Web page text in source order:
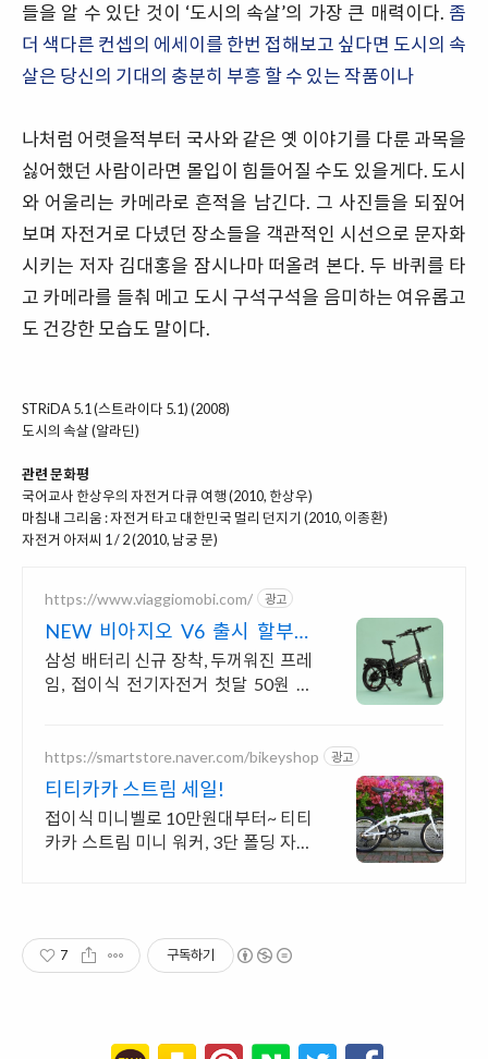
들을 알 수 있단 것이 ‘도시의 속살’의 가장 큰 매력이다. 좀
더 색다른 컨셉의 에세이를 한번 접해보고 싶다면 도시의 속
살은 당신의 기대의 충분히 부흥 할 수 있는 작품이나
나처럼 어렷을적부터 국사와 같은 옛 이야기를 다룬 과목을
싫어했던 사람이라면 몰입이 힘들어질 수도 있을게다. 도시
와 어울리는 카메라로 흔적을 남긴다. 그 사진들을 되짚어
보며 자전거로 다녔던 장소들을 객관적인 시선으로 문자화
시키는 저자 김대홍을 잠시나마 떠올려 본다. 두 바퀴를 타
고 카메라를 들춰 메고 도시 구석구석을 음미하는 여유롭고
도 건강한 모습도 말이다.
STRiDA 5.1 (스트라이다 5.1) (2008)
도시의 속살(알라딘)
관련 문화평
국어교사 한상우의 자전거 다큐 여행 (2010, 한상우)
마침내 그리움 : 자전거 타고 대한민국 멀리 던지기 (2010, 이종환)
자전거 아저씨 1 / 2 (2010, 남궁 문)
https://www.viaggiomobi.com/ 광고
NEW 비아지오 V6 출시 할부보
다 가뿐하게 자전거마련
삼성 배터리 신규 장착, 두꺼워진 프레
임, 접이식 전기자전거 첫달 50원 렌
https://smartstore.naver.com/bikeyshop 광고
티티카카 스트림 세일!
접이식 미니벨로 10만원대부터~ 티티
카카 스트림 미니 워커, 3단 폴딩 자전
7 구독하기